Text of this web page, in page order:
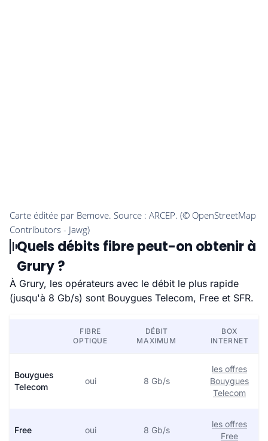
Quels débits fibre peut-on obtenir à
Grury ?
À Grury, les opérateurs avec le débit le plus rapide
(jusqu'à 8 Gb/s) sont Bouygues Telecom, Free et SFR.
FIBRE
OPTIQUE
DÉBIT
MAXIMUM
BOX
INTERNET
Bouygues
Telecom
oui 8 Gb/s
les offres
Bouygues
Telecom
Free oui 8 Gb/s
les offres
Free